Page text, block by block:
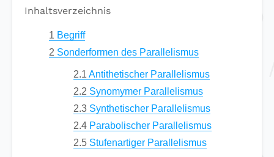
Inhaltsverzeichnis
1 Begriff
2 Sonderformen des Parallelismus
2.1 Antithetischer Parallelismus
2.2 Synomymer Parallelismus
2.3 Synthetischer Parallelismus
2.4 Parabolischer Parallelismus
2.5 Stufenartiger Parallelismus